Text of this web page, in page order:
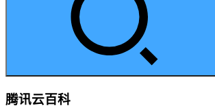
腾讯云百科